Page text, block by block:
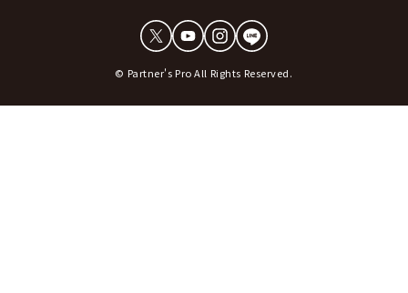
© Partner's Pro All Rights Reserved.